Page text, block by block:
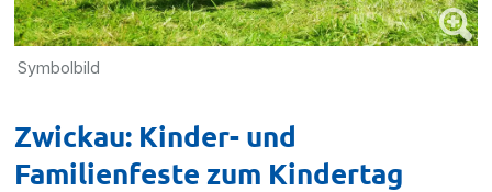
Symbolbild
Zwickau: Kinder- und
Familienfeste zum Kindertag